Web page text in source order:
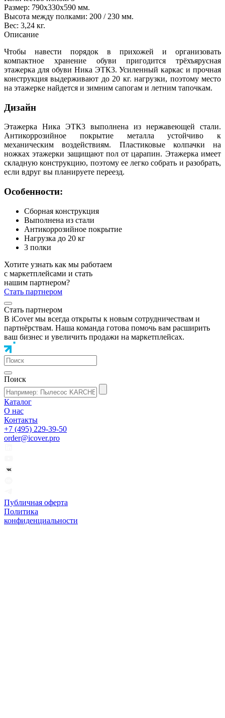
Размер: 790х330х590 мм.
Высота между полками: 200 / 230 мм.
Вес: 3,24 кг.
Описание
Чтобы навести порядок в прихожей и организовать
компактное хранение обуви пригодится трёхъярусная
этажерка для обуви Ника ЭТК3. Усиленный каркас и прочная
конструкция выдерживают до 20 кг. нагрузки, поэтому место
на этажерке найдется и зимним сапогам и летним тапочкам.
Дизайн
Этажерка Ника ЭТК3 выполнена из нержавеющей стали.
Антикоррозийное покрытие металла устойчиво к
механическим воздействиям. Пластиковые колпачки на
ножках этажерки защищают пол от царапин. Этажерка имеет
складную конструкцию, поэтому ее легко собрать и разобрать,
если вдруг вы планируете переезд.
Особенности:
Сборная конструкция
Выполнена из стали
Антикоррозийное покрытие
Нагрузка до 20 кг
3 полки
Хотите узнать как мы работаем
с маркетплейсами и стать
нашим партнером?
Стать партнером
Стать партнером
В iCover мы всегда открыты к новым сотрудничествам и
партнёрствам. Наша команда готова помочь вам расширить
ваш бизнес и увеличить продажи на маркетплейсах.
Поиск
Каталог
О нас
Контакты
+7 (495) 229-39-50
order@icover.pro
Публичная оферта
Политика
конфиденциальности